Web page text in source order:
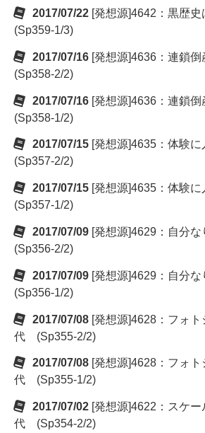
2017/07/22 [発想源]4642：黒歴
(Sp359-1/3)
2017/07/16 [発想源]4636：連鎖
(Sp358-2/2)
2017/07/16 [発想源]4636：連鎖
(Sp358-1/2)
2017/07/15 [発想源]4635：体験
(Sp357-2/2)
2017/07/15 [発想源]4635：体験
(Sp357-1/2)
2017/07/09 [発想源]4629：自分
(Sp356-2/2)
2017/07/09 [発想源]4629：自分
(Sp356-1/2)
2017/07/08 [発想源]4628：フォ
代 (Sp355-2/2)
2017/07/08 [発想源]4628：フォ
代 (Sp355-1/2)
2017/07/02 [発想源]4622：スケ
代 (Sp354-2/2)